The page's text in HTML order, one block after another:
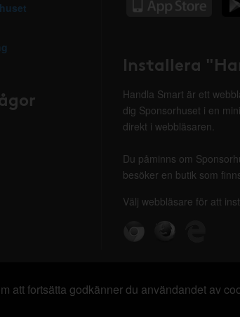
Installera
Handla Smart är ett
dig Sponsorhuset i en
direkt i webbläsaren.
Du påminns om
besöker en butik som
Välj webbläsare för att
att fortsätta godkänner du användandet av